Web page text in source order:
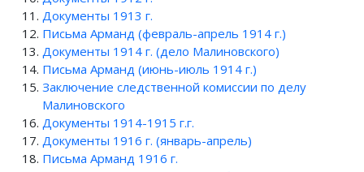
Документы 1913 г.
Письма Арманд (февраль-апрель 1914 г.)
Документы 1914 г. (дело Малиновского)
Письма Арманд (июнь-июль 1914 г.)
Заключение следственной комиссии по делу
Малиновского
Документы 1914-1915 г.г.
Документы 1916 г. (январь-апрель)
Письма Арманд 1916 г.